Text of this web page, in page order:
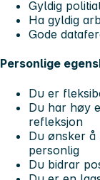
Gyldig
Ha gyldig
Gode
Personlige
Du er
Du har høy
refleksjon
Du ønsker
personlig
Du bidrar